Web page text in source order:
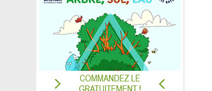
Fuchsia 'Lady Thumb'
Fuchsia 'Madame Cornelissen'
Fuchsia royal comestible
Fuchsia 'Shrimp Cocktail'
Fuchsia 'Tom Thumb'
Fuchsia 'White King'
Fusain au feuillage coloré rouge
Fusain commun d'Europe